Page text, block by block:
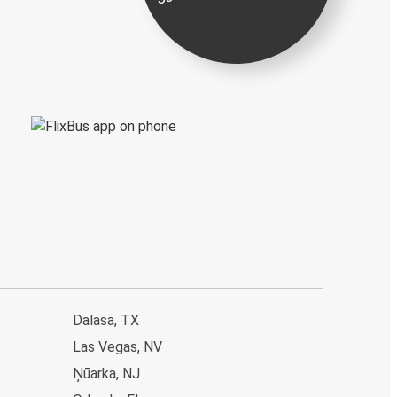
Dalasa, TX
Las Vegas, NV
Ņūarka, NJ